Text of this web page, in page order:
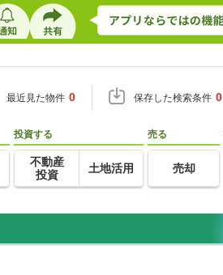
最近見た物件 0 保存した検索条件 0
投資する
不動産
投資
土地活用
売る
売却